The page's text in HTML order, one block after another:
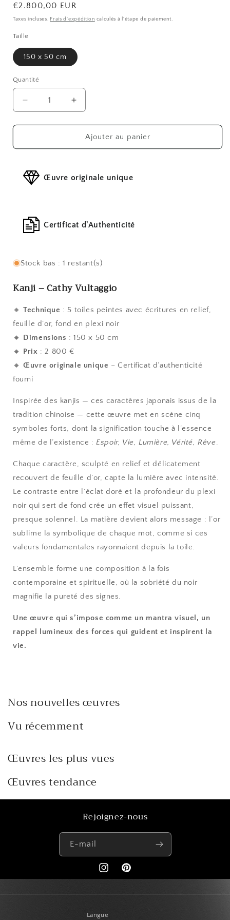
Prix
habituel
€2.800,00 EUR
Taxes incluses. Frais d'expédition calculés à l'étape de paiement.
Taille
150 x 50 cm
Quantité
Réduire
la
quantité
Kanji
Augmenter
la
quantité
Kanji
Ajouter au panier
Œuvre originale unique
Certificat d'Authenticité
Stock bas : 1 restant(s)
Kanji–Cathy Vultaggio
🔸Technique : 5 toiles peintes avec écritures en relief,
feuille d’or, fond en plexi noir
🔸 Dimensions : 150 x 50 cm
🔸 Prix : 2 800 €
🔸Œuvre originale unique – Certificat d’authenticité
fourni
Inspirée des kanjis — ces caractères japonais issus de la
tradition chinoise — cette œuvre met en scène cinq
symboles forts, dont la signification touche à l’essence
même de l’existence :Espoir, Vie, Lumière, Vérité, Rêve.
Chaque caractère, sculpté en relief et délicatement
recouvert de feuille d’or, capte la lumière avec intensité.
Le contraste entre l’éclat doré et la profondeur du plexi
noir qui sert de fond crée un effet visuel puissant,
presque solennel. La matière devient alors message : l’or
sublime la symbolique de chaque mot, comme si ces
valeurs fondamentales rayonnaient depuis la toile.
L’ensemble forme une composition à la fois
contemporaine et spirituelle, où la sobriété du noir
magnifie la pureté des signes.
Une œuvre qui s’impose comme un mantra visuel, un
rappel lumineux des forces qui guident et inspirent la
vie.
Nos nouvelles œuvres
Vu récemment
Œuvres les plus vues
Œuvres tendance
Rejoignez-nous
E-mail
https://www.instagram.com/
Pinterest
Langue